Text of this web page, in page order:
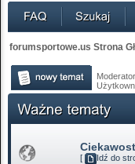
forumsportowe.us Strona
[ Idź do